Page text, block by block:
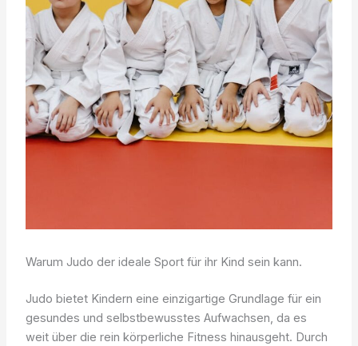
Warum Judo der ideale Sport für ihr Kind sein kann.
Judo bietet Kindern eine einzigartige Grundlage für ein
gesundes und selbstbewusstes Aufwachsen, da es
weit über die rein körperliche Fitness hinausgeht. Durch